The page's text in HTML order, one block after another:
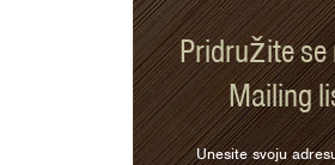
Pridružite
Mailing
Unesite svoju